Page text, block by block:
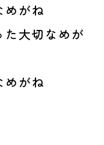
がね
大切なめが
がね